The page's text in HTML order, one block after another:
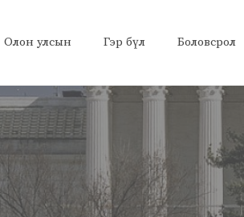
Олон улсын Гэр бүл Боловсрол